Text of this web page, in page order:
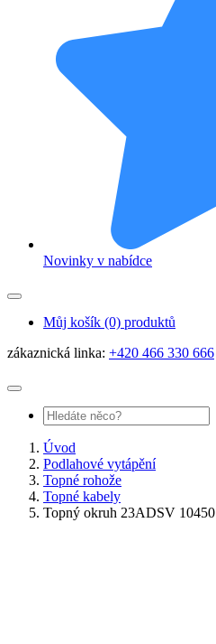
Novinky v nabídce
Můj košík (0) produktů
zákaznická linka: +420 466 330 666
Úvod
Podlahové vytápění
Topné rohože
Topné kabely
Topný okruh 23ADSV 10450